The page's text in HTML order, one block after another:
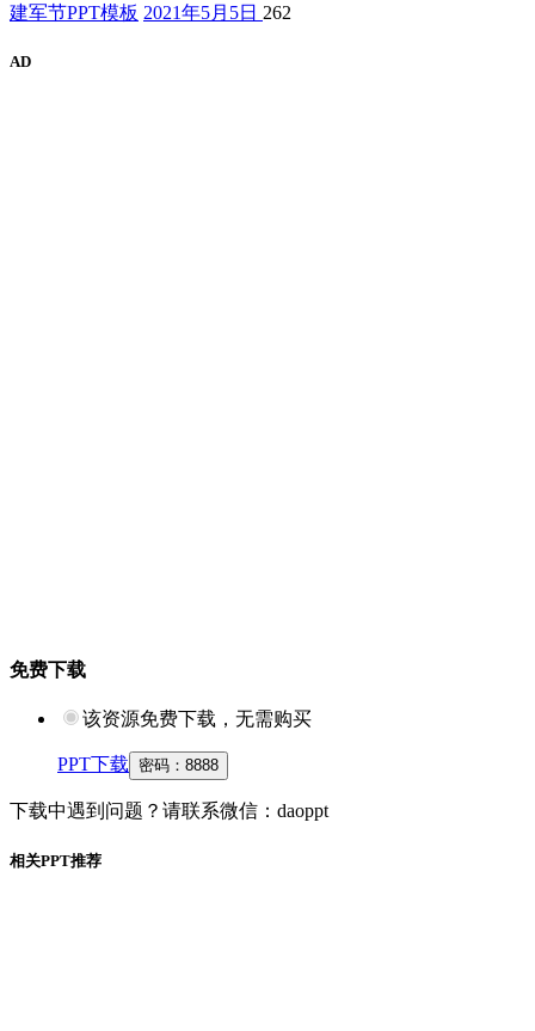
建军节PPT模板 2021年5月5日 262
AD
免费下载
该资源免费下载，无需购买
PPT下载 密码： 8888
下载中遇到问题？请联系微信：daoppt
相关PPT推荐